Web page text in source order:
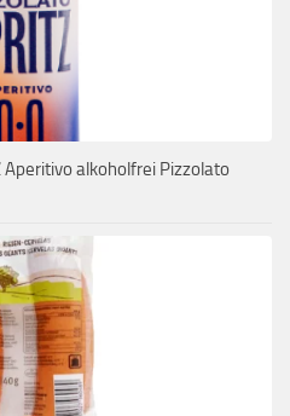
Aperitivo alkoholfrei Pizzolato